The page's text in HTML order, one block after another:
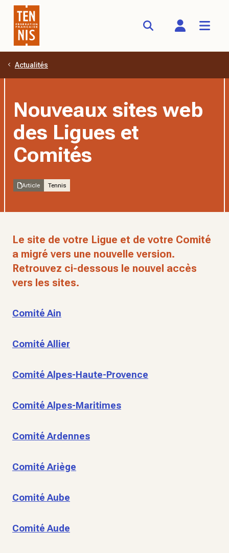
Aller au contenu principal
Actualités
Nouveaux sites web
des Ligues et
Comités
Article Tennis
Le site de votre Ligue et de votre Comité
a migré vers une nouvelle version.
Retrouvez ci-dessous le nouvel accès
vers les sites.
Comité Ain
Comité Allier
Comité Alpes-Haute-Provence
Comité Alpes-Maritimes
Comité Ardennes
Comité Ariège
Comité Aube
Comité Aude